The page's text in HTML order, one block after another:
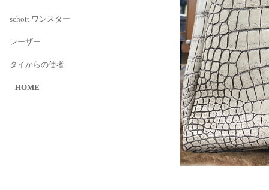
schott ワンスター
レーザー
タイからの使者
HOME